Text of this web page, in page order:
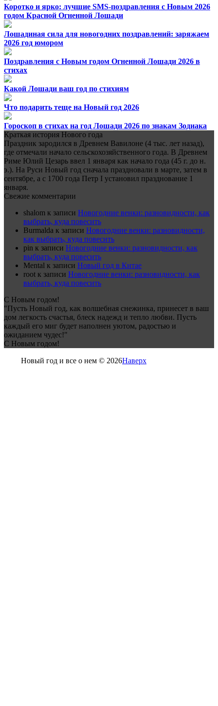
Коротко и ярко: лучшие SMS-поздравления с Новым 2026
годом Красной Огненной Лошади
Лошадиная сила для новогодних поздравлений: заряжаем
2026 год юмором
Поздравления с Новым годом Огненной Лошади 2026 в
стихах
Какой Лошади ваш год по стихиям
Что подарить теще на Новый год 2026
Гороскоп в стихах на год Лошади 2026 по знакам Зодиака
Краткая история Нового года
Праздник зародился в Древнем Вавилоне (4 тыс. лет назад),
где отмечали начало сельскохозяйственного года. В Древнем
Риме Юлий Цезарь ввел 1 января как начало года (45 г. до н.
э.). На Руси Новый год сначала праздновали в марте, затем в
сентябре, а с 1700 года Петр I установил празднование 1
января.
Свежие комментарии
shalom к записи Новогодние венки: разновидности, как
выбрать, куда повесить
Burmalda к записи Новогодние венки: разновидности,
как выбрать, куда повесить
pin к записи Новогодние венки: разновидности, как
выбрать, куда повесить
Mental к записи Новый год в Китае
root к записи Новогодние венки: разновидности, как
выбрать, куда повесить
С Новым годом!
"Пусть Новый год, как волшебная снежинка, принесет в ваш
дом легкость счастья, блеск надежд и тепло любви. Пусть
каждый его миг будет наполнен уютом, радостью и
ожиданием чудес!"
С Новым годом!
Новый год и все о нем © 2026Наверх